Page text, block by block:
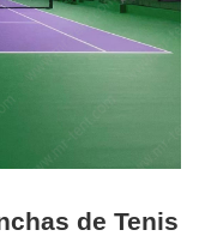
de Tenis